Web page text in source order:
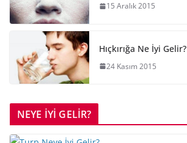
15 Aralık 2015
Hıçkırığa Ne İyi Gelir?
24 Kasım 2015
NEYE İYİ GELİR?